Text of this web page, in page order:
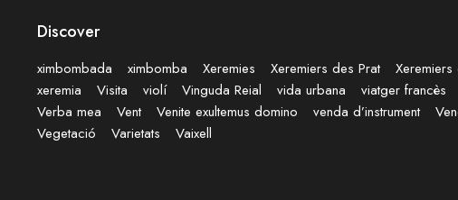
Discover
ximbombada ximbomba Xeremies Xeremiers des Prat
xeremia
Visita violí Vinguda Reial vida urbana viatger francès
Verba mea
Vent Venite exultemus domino venda d’instrument
Vegetació
Varietats Vaixell